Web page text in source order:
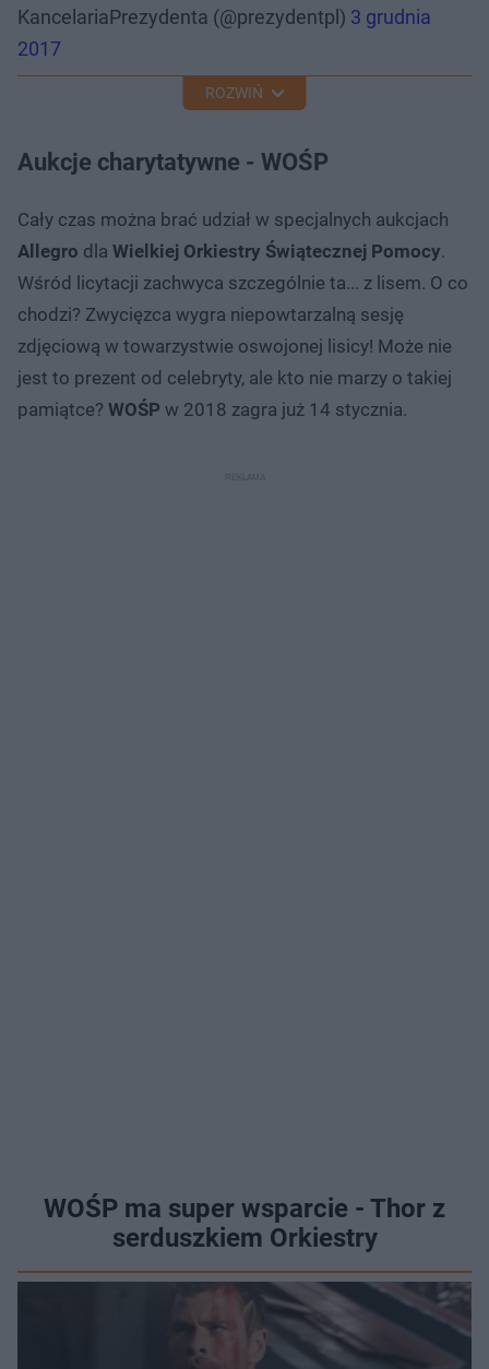
KancelariaPrezydenta (@prezydentpl) 3 grudnia
2017
ROZWIŃ
Aukcje charytatywne - WOŚP
Cały czas można brać udział w specjalnych aukcjach
Allegro dla Wielkiej Orkiestry Świątecznej Pomocy.
Wśród licytacji zachwyca szczególnie ta... z lisem. O co
chodzi? Zwycięzca wygra niepowtarzalną sesję
zdjęciową w towarzystwie oswojonej lisicy! Może nie
jest to prezent od celebryty, ale kto nie marzy o takiej
pamiątce? WOŚP w 2018 zagra już 14 stycznia.
WOŚP ma super wsparcie - Thor z
serduszkiem Orkiestry